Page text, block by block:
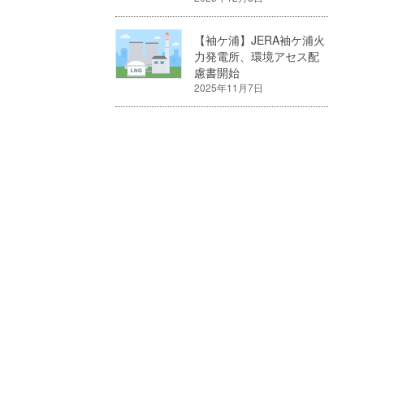
【袖ケ浦】JERA袖ケ浦火
力発電所、環境アセス配
慮書開始
2025年11月7日